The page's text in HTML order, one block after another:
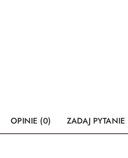
OPINIE (0) ZADAJ PYTANIE